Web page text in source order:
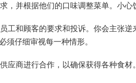
，并根据他们的口味调整菜单。小心
工和顾客的要求和投诉。你会主张
须仔细审视每一种情形。
应商进行合作，以确保获得各种食